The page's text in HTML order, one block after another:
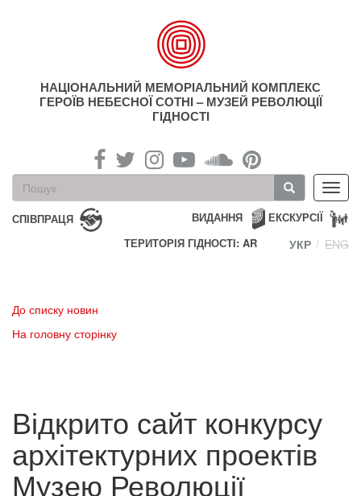
НАЦІОНАЛЬНИЙ МЕМОРІАЛЬНИЙ КОМПЛЕКС
ГЕРОЇВ НЕБЕСНОЇ СОТНІ – МУЗЕЙ РЕВОЛЮЦІЇ
ГІДНОСТІ
Пошукова
форма
Пошук
СПІВПРАЦЯ ЕКСКУРСІЇ
ВИДАННЯ
ТЕРИТОРІЯ ГІДНОСТІ: AR
УКР ENG
До списку новин
На головну сторінку
Відкрито сайт конкурсу
архітектурних проектів
Музею Революції